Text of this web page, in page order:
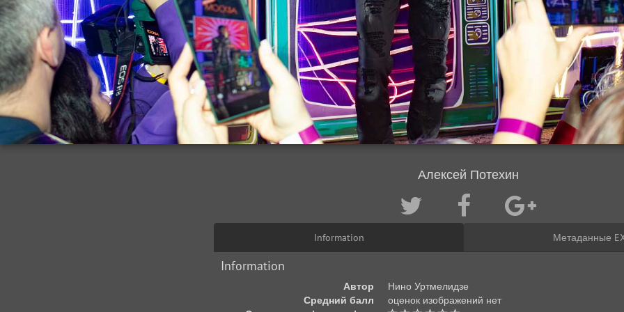
Алексей Потехин
Information Метаданные
Information
Автор
Нино Уртмелидзе
Средний балл
оценок изображений нет